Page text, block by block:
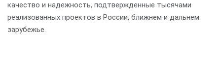
качество и надежность, подтвержденные тысячами
реализованных проектов в России, ближнем и дальнем
зарубежье.